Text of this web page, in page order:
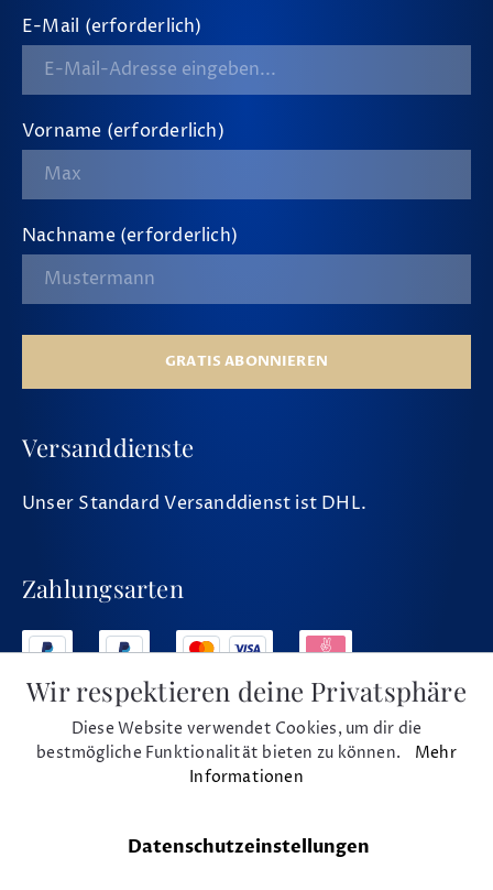
E-Mail (erforderlich)
Vorname (erforderlich)
Nachname (erforderlich)
GRATIS ABONNIEREN
Versanddienste
Unser Standard Versanddienst ist DHL.
Zahlungsarten
Social Media
Wir respektieren deine Privatsphäre
Diese Website verwendet Cookies, um dir die
bestmögliche Funktionalität bieten zu können. Mehr
Informationen
Datenschutzeinstellungen